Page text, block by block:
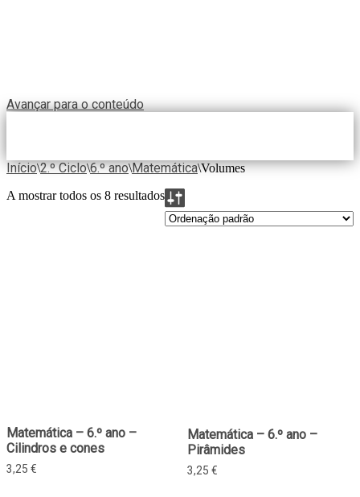
Avançar para o conteúdo
Início\2.º Ciclo\6.º ano\Matemática\Volumes
A mostrar todos os 8 resultados
Matemática – 6.º ano –
Cilindros e cones
3,25 €
Matemática – 6.º ano –
Pirâmides
3,25 €